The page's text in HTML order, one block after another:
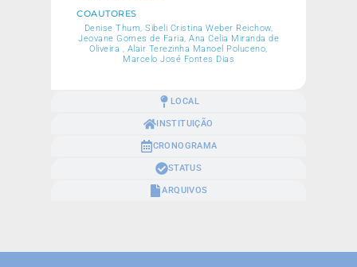
LOCAL
INSTITUIÇÃO
CRONOGRAMA
STATUS
ARQUIVOS
COAUTORES
Denise Thum, Sibeli Cristina Weber Reichow,
Jeovane Gomes de Faria, Ana Celia Miranda de
Oliveira , Alair Terezinha Manoel Poluceno,
Marcelo José Fontes Dias